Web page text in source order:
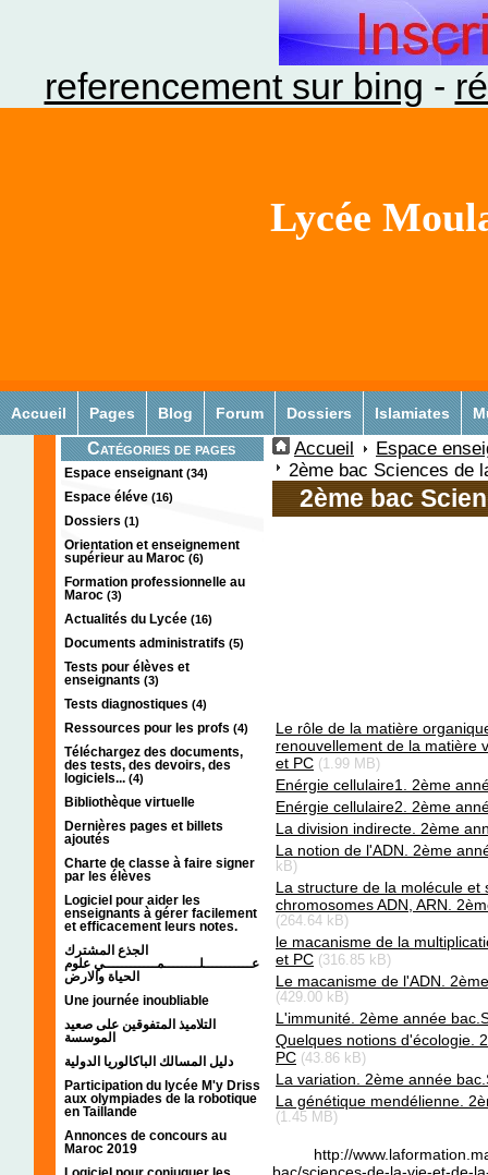
referencement sur bing -
Lycée
Accueil Pages Blog Forum Dossiers Islamiates
Catégories de pages
Espace enseignant (34)
Espace éléve (16)
Dossiers (1)
Orientation et enseignement
supérieur au Maroc (6)
Formation professionnelle au
Maroc (3)
Actualités du Lycée (16)
Documents administratifs (5)
Tests pour élèves et
enseignants (3)
Tests diagnostiques (4)
Ressources pour les profs (4)
Téléchargez des documents,
des tests, des devoirs, des
logiciels... (4)
Bibliothèque virtuelle
Dernières pages et billets
ajoutés
Charte de classe à faire signer
par les élèves
Logiciel pour aider les
enseignants à gérer facilement
et efficacement leurs notes.
الجذع المشترك
عـــــــــــلــــــــمــــــــــــي علوم
الحياة والارض
Une journée inoubliable
التلاميذ المتفوقين على صعيد
الموسسة
دليل المسالك الباكالوريا الدولية
Participation du lycée M'y Driss
aux olympiades de la robotique
en Taillande
Annonces de concours au
Maroc 2019
Accueil
Espace
2ème bac Sciences de
2ème bac
Le rôle de la matière
renouvellement de la matière
et PC (1.99 MB)
Enérgie cellulaire1. 2ème
Enérgie cellulaire2. 2ème
La division indirecte. 2ème
La notion de l'ADN. 2ème
kB)
La structure de la molécule et
chromosomes ADN, ARN.
(264.64 kB)
le macanisme de la
et PC (316.85 kB)
Le macanisme de l'ADN.
(429.00 kB)
L'immunité. 2ème année
Quelques notions d'écologie.
PC (43.86 kB)
La variation. 2ème année
La génétique mendélienne.
(1.45 MB)
http://